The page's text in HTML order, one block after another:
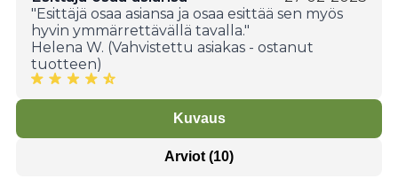
"Esittäjä osaa asiansa ja osaa esittää sen myös
hyvin ymmärrettävällä tavalla."
Helena W. (Vahvistettu asiakas - ostanut
tuotteen)
Kuvaus
Arviot (10)